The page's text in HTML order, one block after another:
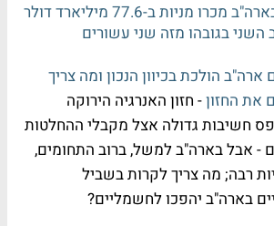
מנהלי החברות בארה"ב מכרו מניות ב-77.6 מיליארד דולר
בגובהו מזה שני עשורים
הולכת בכיוון הנכון ומה צריך
את החזון- חזון האנרגיה הירוקה
חשיבות גדולה אצל מקבלי ההחלטות
- אבל בארה"ב למשל, ברוב התחומים,
רבה; מה צריך לקרות בשביל
בארה"ב יהפכו לחשמליים?